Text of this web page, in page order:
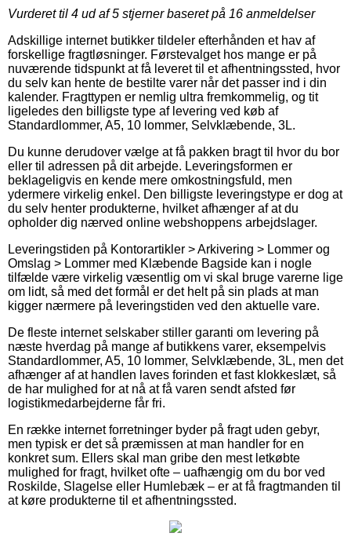
Vurderet til 4 ud af 5 stjerner baseret på 16 anmeldelser
Adskillige internet butikker tildeler efterhånden et hav af
forskellige fragtløsninger. Førstevalget hos mange er på
nuværende tidspunkt at få leveret til et afhentningssted, hvor
du selv kan hente de bestilte varer når det passer ind i din
kalender. Fragttypen er nemlig ultra fremkommelig, og tit
ligeledes den billigste type af levering ved køb af
Standardlommer, A5, 10 lommer, Selvklæbende, 3L.
Du kunne derudover vælge at få pakken bragt til hvor du bor
eller til adressen på dit arbejde. Leveringsformen er
beklageligvis en kende mere omkostningsfuld, men
ydermere virkelig enkel. Den billigste leveringstype er dog at
du selv henter produkterne, hvilket afhænger af at du
opholder dig nærved online webshoppens arbejdslager.
Leveringstiden på Kontorartikler > Arkivering > Lommer og
Omslag > Lommer med Klæbende Bagside kan i nogle
tilfælde være virkelig væsentlig om vi skal bruge varerne lige
om lidt, så med det formål er det helt på sin plads at man
kigger nærmere på leveringstiden ved den aktuelle vare.
De fleste internet selskaber stiller garanti om levering på
næste hverdag på mange af butikkens varer, eksempelvis
Standardlommer, A5, 10 lommer, Selvklæbende, 3L, men det
afhænger af at handlen laves forinden et fast klokkeslæt, så
de har mulighed for at nå at få varen sendt afsted før
logistikmedarbejderne får fri.
En række internet forretninger byder på fragt uden gebyr,
men typisk er det så præmissen at man handler for en
konkret sum. Ellers skal man gribe den mest letkøbte
mulighed for fragt, hvilket ofte – uafhængig om du bor ved
Roskilde, Slagelse eller Humlebæk – er at få fragtmanden til
at køre produkterne til et afhentningssted.